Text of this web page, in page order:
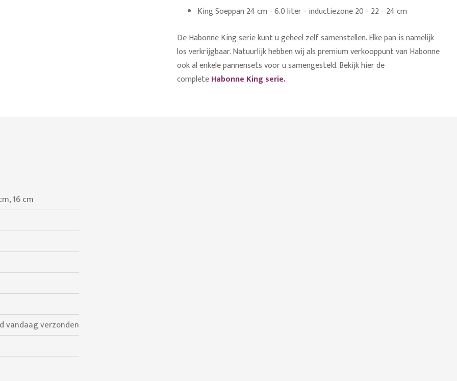
King Soeppan 24 cm - 6.0 liter - inductiezone 20 - 22 - 24 cm
De Habonne King serie kunt u geheel zelf samenstellen. Elke pan is namelijk
los verkrijgbaar. Natuurlijk hebben wij als premium verkooppunt van Habonne
ook al enkele pannensets voor u samengesteld. Bekijk hier de
completeHabonne King serie.
16 cm
vandaag verzonden